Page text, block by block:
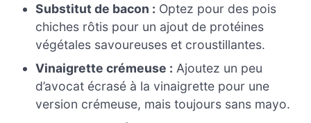
Substitut de bacon : Optez pour des pois
chiches rôtis pour un ajout de protéines
végétales savoureuses et croustillantes.
Vinaigrette crémeuse : Ajoutez un peu
d’avocat écrasé à la vinaigrette pour une
version crémeuse, mais toujours sans mayo.